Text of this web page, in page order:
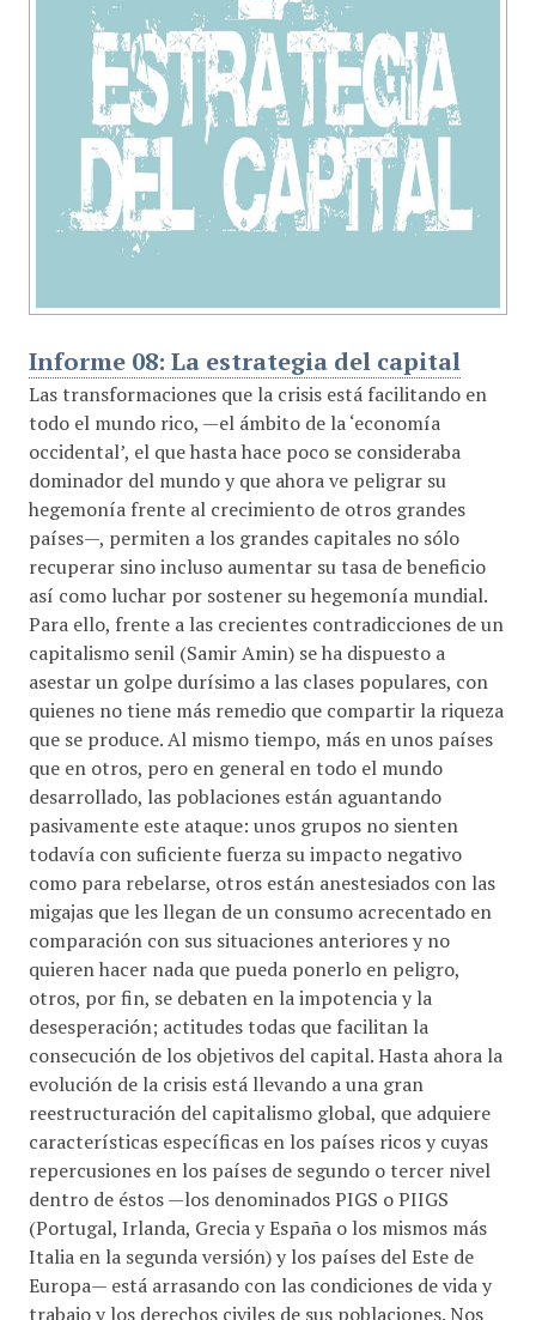
Informe 08: La estrategia del capital
Las transformaciones que la crisis está facilitando en
todo el mundo rico, —el ámbito de la ‘economía
occidental’, el que hasta hace poco se consideraba
dominador del mundo y que ahora ve peligrar su
hegemonía frente al crecimiento de otros grandes
países—, permiten a los grandes capitales no sólo
recuperar sino incluso aumentar su tasa de beneficio
así como luchar por sostener su hegemonía mundial.
Para ello, frente a las crecientes contradicciones de un
capitalismo senil (Samir Amin) se ha dispuesto a
asestar un golpe durísimo a las clases populares, con
quienes no tiene más remedio que compartir la riqueza
que se produce. Al mismo tiempo, más en unos países
que en otros, pero en general en todo el mundo
desarrollado, las poblaciones están aguantando
pasivamente este ataque: unos grupos no sienten
todavía con suficiente fuerza su impacto negativo
como para rebelarse, otros están anestesiados con las
migajas que les llegan de un consumo acrecentado en
comparación con sus situaciones anteriores y no
quieren hacer nada que pueda ponerlo en peligro,
otros, por fin, se debaten en la impotencia y la
desesperación; actitudes todas que facilitan la
consecución de los objetivos del capital. Hasta ahora la
evolución de la crisis está llevando a una gran
reestructuración del capitalismo global, que adquiere
características específicas en los países ricos y cuyas
repercusiones en los países de segundo o tercer nivel
dentro de éstos —los denominados PIGS o PIIGS
(Portugal, Irlanda, Grecia y España o los mismos más
Italia en la segunda versión) y los países del Este de
Europa— está arrasando con las condiciones de vida y
trabajo y los derechos civiles de sus poblaciones. Nos